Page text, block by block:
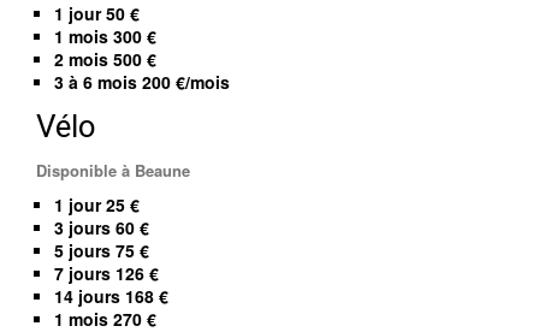
1 jour 50 €
1 mois 300 €
2 mois 500 €
3 à 6 mois 200 €/mois
Vélo
Disponible à Beaune
1 jour 25 €
3 jours 60 €
5 jours 75 €
7 jours 126 €
14 jours 168 €
1 mois 270 €